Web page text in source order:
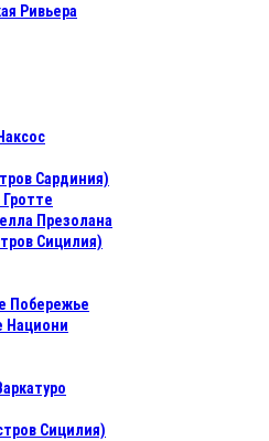
Ривьера
Сардиния)
Гротте
Презолана
Сицилия)
Побережье
Национи
Сицилия)